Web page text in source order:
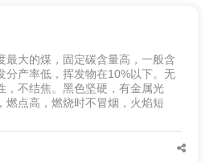
大的煤，固定碳含量高，一般含
分产率低，挥发物在10%以下。无
，不结焦。黑色坚硬，有金属光
燃点高，燃烧时不冒烟，火焰短